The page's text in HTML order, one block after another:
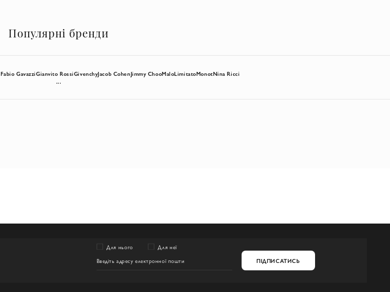
Популярні бренди
Fabio GavazziGianvito RossiGivenchyJacob CohenJimmy ChooMaloLimitatoMonotNina Ricci
...
Для нього
Для неї
ПІДПИСАТИСЬ